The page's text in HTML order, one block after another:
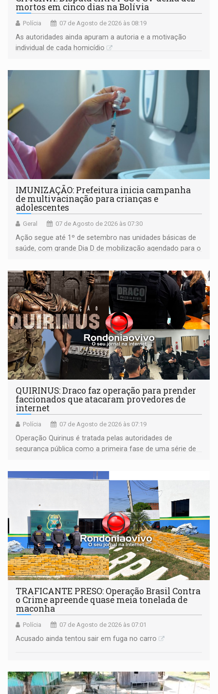
mortos em cinco dias na Bolívia
Polícia 07 de Agosto de 2026 às 08:19
As autoridades ainda apuram a autoria e a motivação
individual de cada homicídio
IMUNIZAÇÃO: Prefeitura inicia campanha
de multivacinação para crianças e
adolescentes
Geral 07 de Agosto de 2026 às 07:30
Ação segue até 1º de setembro nas unidades básicas de
saúde, com grande Dia D de mobilização agendado para o
QUIRINUS: Draco faz operação para prender
faccionados que atacaram provedores de
internet
Polícia 07 de Agosto de 2026 às 07:19
Operação Quirinus é tratada pelas autoridades de
segurança pública como a primeira fase de uma série de
TRAFICANTE PRESO: Operação Brasil Contra
o Crime apreende quase meia tonelada de
maconha
Polícia 07 de Agosto de 2026 às 07:01
Acusado ainda tentou sair em fuga no carro